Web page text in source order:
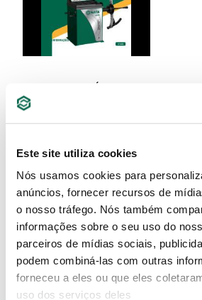
Este site utiliza cookies
Nós usamos cookies para
anúncios, fornecer recursos de
o nosso tráfego. Nós também
informações sobre o seu uso do
parceiros de mídias sociais,
podem combiná-las com outras
forneceu a eles ou que eles
uso dos serviços deles
BALANCEADORA DE MOTOS
SAIBA MAIS